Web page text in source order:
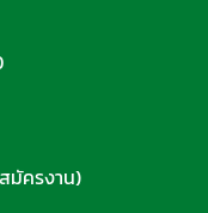
มัครงาน)